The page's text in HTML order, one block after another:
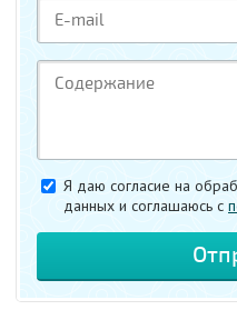
Я даю согласие на
данных и соглашаюсь c